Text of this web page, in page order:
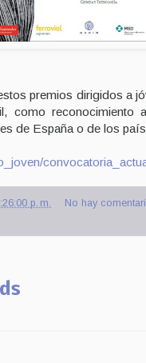
premios dirigidos a
como
de España o de los
p. m.
No hay